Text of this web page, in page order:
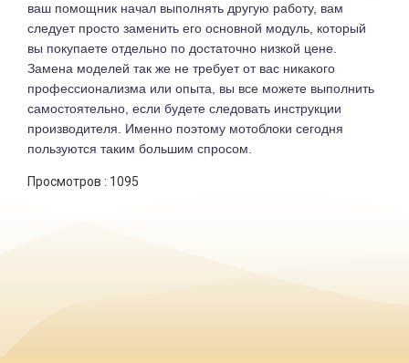
ваш помощник начал выполнять другую работу, вам
следует просто заменить его основной модуль, который
вы покупаете отдельно по достаточно низкой цене.
Замена моделей так же не требует от вас никакого
профессионализма или опыта, вы все можете выполнить
самостоятельно, если будете следовать инструкции
производителя. Именно поэтому мотоблоки сегодня
пользуются таким большим спросом.
Просмотров : 1095